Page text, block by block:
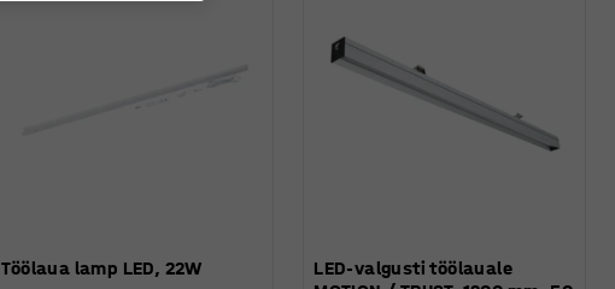
Töölaua lamp LED, 22W
LED-valgusti töölauale